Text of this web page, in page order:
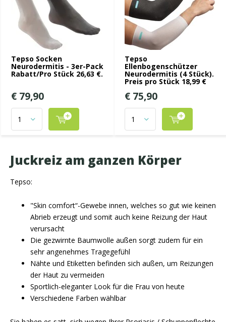
Tepso Socken
Neurodermitis - 3er-Pack
Rabatt/Pro Stück 26,63 €.
€ 79,90
Tepso
Ellenbogenschützer
Neurodermitis (4 Stück).
Preis pro Stück 18,99 €
€ 75,90
Juckreiz am ganzen Körper
Tepso:
"Skin comfort“-Gewebe innen, welches so gut wie keinen
Abrieb erzeugt und somit auch keine Reizung der Haut
verursacht
Die gezwirnte Baumwolle außen sorgt zudem für ein
sehr angenehmes Tragegefühl
Nähte und Etiketten befinden sich außen, um Reizungen
der Haut zu vermeiden
Sportlich-eleganter Look für die Frau von heute
Verschiedene Farben wählbar